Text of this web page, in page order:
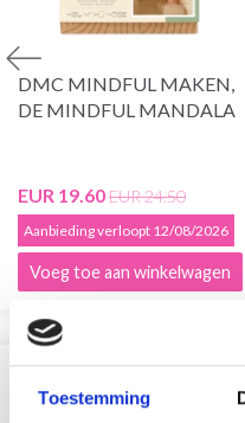
Toestemming
DMC MINDFUL MAKEN,
DE MINDFUL MANDALA
EUR 19.60EUR 24.50
Aanbieding verloopt 12/08/2026
Voeg toe aan winkelwagen